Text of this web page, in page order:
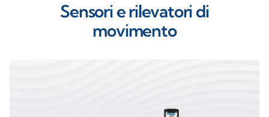
Sensori e rilevatori di
movimento